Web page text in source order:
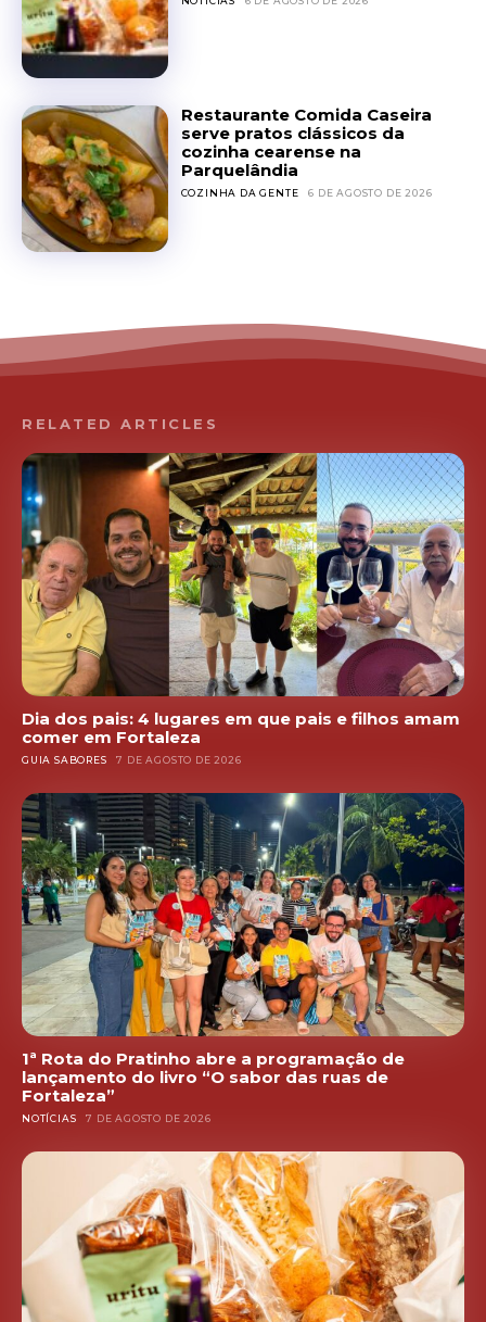
Restaurante Comida Caseira
serve pratos clássicos da
cozinha cearense na
Parquelândia
COZINHA DA GENTE 6 DE AGOSTO DE 2026
RELATED ARTICLES
Dia dos pais: 4 lugares em que pais e filhos amam
comer em Fortaleza
GUIA SABORES 7 DE AGOSTO DE 2026
1ª Rota do Pratinho abre a programação de
lançamento do livro “O sabor das ruas de
Fortaleza”
NOTÍCIAS 7 DE AGOSTO DE 2026